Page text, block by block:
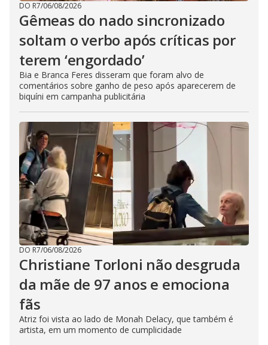
DO R7/06/08/2026
Gêmeas do nado sincronizado
soltam o verbo após críticas por
terem ‘engordado’
Bia e Branca Feres disseram que foram alvo de
comentários sobre ganho de peso após aparecerem de
biquíni em campanha publicitária
DO R7/06/08/2026
Christiane Torloni não desgruda
da mãe de 97 anos e emociona
fãs
Atriz foi vista ao lado de Monah Delacy, que também é
artista, em um momento de cumplicidade